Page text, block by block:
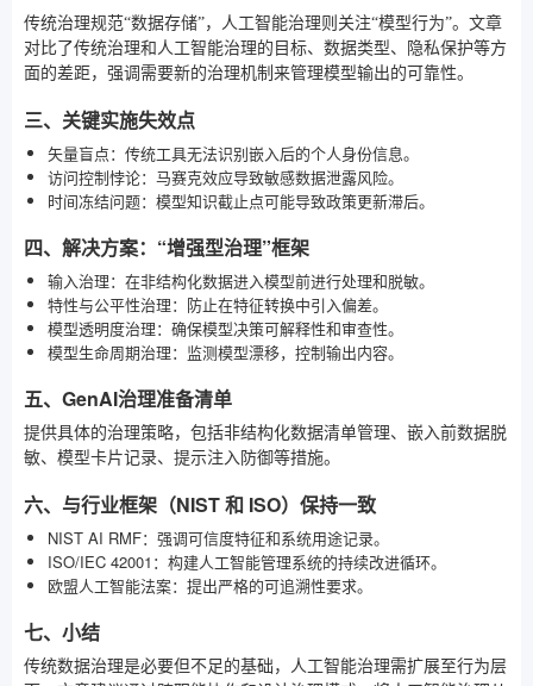
传统治理规范“数据存储”，人工智能治理则关注“模型行为”。文章
对比了传统治理和人工智能治理的目标、数据类型、隐私保护等方
面的差距，强调需要新的治理机制来管理模型输出的可靠性。
三、关键实施失效点
矢量盲点：传统工具无法识别嵌入后的个人身份信息。
访问控制悖论：马赛克效应导致敏感数据泄露风险。
时间冻结问题：模型知识截止点可能导致政策更新滞后。
四、解决方案：“增强型治理”框架
输入治理：在非结构化数据进入模型前进行处理和脱敏。
特性与公平性治理：防止在特征转换中引入偏差。
模型透明度治理：确保模型决策可解释性和审查性。
模型生命周期治理：监测模型漂移，控制输出内容。
五、GenAI治理准备清单
提供具体的治理策略，包括非结构化数据清单管理、嵌入前数据脱
敏、模型卡片记录、提示注入防御等措施。
六、与行业框架（NIST 和 ISO）保持一致
NIST AI RMF：强调可信度特征和系统用途记录。
ISO/IEC 42001：构建人工智能管理系统的持续改进循环。
欧盟人工智能法案：提出严格的可追溯性要求。
七、小结
传统数据治理是必要但不足的基础，人工智能治理需扩展至行为层